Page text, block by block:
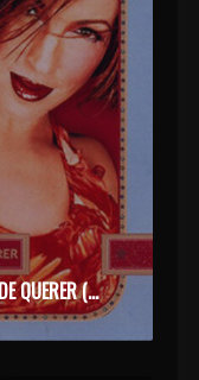
GLORIA ESTEFAN – NO ME DEJES DE QUERER (2000)